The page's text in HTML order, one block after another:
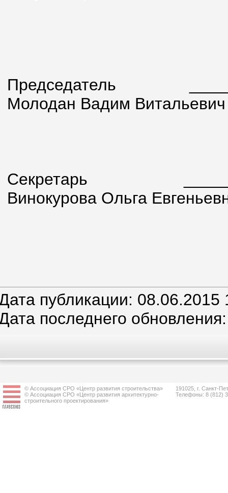
Председатель
Молодан Вадим Витальевич
Секретарь
Винокурова Ольга
публикации: 08.06.2015
последнего
© Ассоциация СРО «Центр развития строительства»
© Ассоциация СРО «Центр развития архитектурно-
строительного проектирования»
191025, г. Санкт-
Телефоны: 8 (812)